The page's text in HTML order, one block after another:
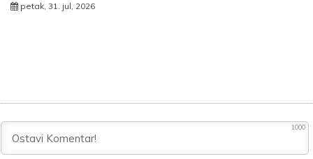
petak, 31. jul, 2026
1000